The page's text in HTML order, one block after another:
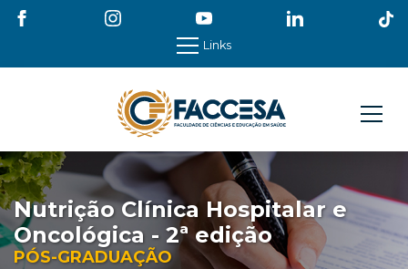
Links
Nutrição Clínica Hospitalar e
Oncológica - 2ª edição
PÓS-GRADUAÇÃO